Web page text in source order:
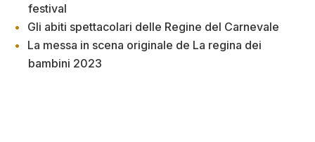
festival
Gli abiti spettacolari delle Regine del Carnevale
La messa in scena originale de La regina dei
bambini 2023